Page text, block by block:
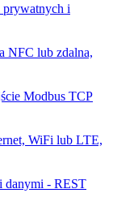
prywatnych i
NFC lub zdalna,
Modbus TCP
WiFi lub LTE,
danymi - REST